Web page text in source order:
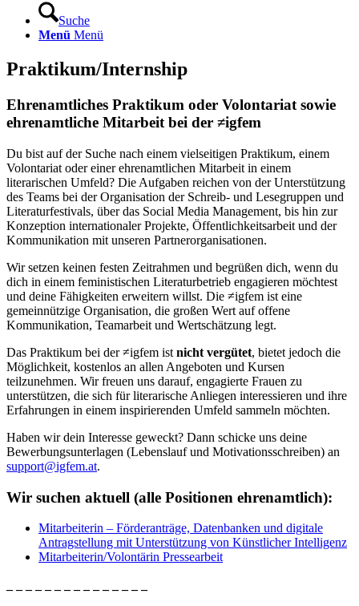
Suche
Menü Menü
Praktikum/Internship
Ehrenamtliches Praktikum oder Volontariat sowie
ehrenamtliche Mitarbeit bei der ≠igfem
Du bist auf der Suche nach einem vielseitigen Praktikum, einem
Volontariat oder einer ehrenamtlichen Mitarbeit in einem
literarischen Umfeld? Die Aufgaben reichen von der Unterstützung
des Teams bei der Organisation der Schreib- und Lesegruppen und
Literaturfestivals, über das Social Media Management, bis hin zur
Konzeption internationaler Projekte, Öffentlichkeitsarbeit und der
Kommunikation mit unseren Partnerorganisationen.
Wir setzen keinen festen Zeitrahmen und begrüßen dich, wenn du
dich in einem feministischen Literaturbetrieb engagieren möchtest
und deine Fähigkeiten erweitern willst. Die ≠igfem ist eine
gemeinnützige Organisation, die großen Wert auf offene
Kommunikation, Teamarbeit und Wertschätzung legt.
Das Praktikum bei der ≠igfem ist nicht vergütet, bietet jedoch die
Möglichkeit, kostenlos an allen Angeboten und Kursen
teilzunehmen. Wir freuen uns darauf, engagierte Frauen zu
unterstützen, die sich für literarische Anliegen interessieren und ihre
Erfahrungen in einem inspirierenden Umfeld sammeln möchten.
Haben wir dein Interesse geweckt? Dann schicke uns deine
Bewerbungsunterlagen (Lebenslauf und Motivationsschreiben) an
support@igfem.at.
Wir suchen aktuell (alle Positionen ehrenamtlich):
Mitarbeiterin – Förderanträge, Datenbanken und digitale
Antragstellung mit Unterstützung von Künstlicher Intelligenz
Mitarbeiterin/Volontärin Pressearbeit
– – – – – – – – – – – – – – –